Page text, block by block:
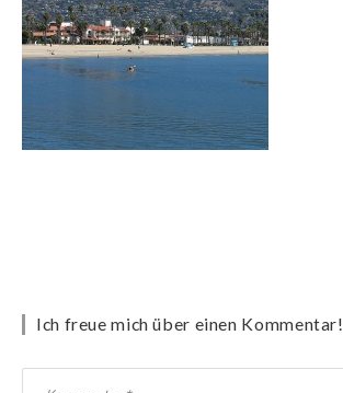
Ich freue mich über einen Kommentar!